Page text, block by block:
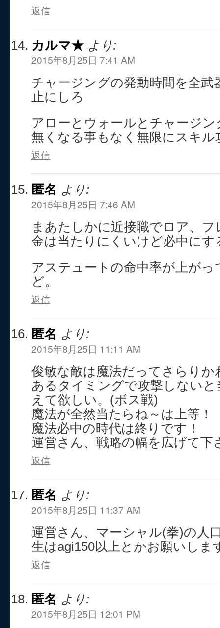
返信
カルマ★ より:
2015年8月25日 7:41 AM
チャージングの発動時間を全武
止にしろ
アローとウォールとチャージ
無くなる事もなく無限にスキル
返信
匿名 より:
2015年8月25日 7:46 AM
まあたしかに近接職でロア、
金は当たりにくいけど必中に
アステュートの命中率が上が
ど。
返信
匿名 より:
2015年8月25日 11:11 AM
俊敏な敵は魔法だってさらりか
あるタイミングで攻撃しない
えて欲しい。(ボス戦)
魔法が全然当たらね～は上等！
魔法必中の時代は終りです！
運営さん、戦略の幅を広げて下
返信
匿名 より:
2015年8月25日 11:37 AM
運営さん、マーシャル(拳)の人
生はagi150以上とかお願いしま
返信
匿名 より:
2015年8月25日 12:01 PM